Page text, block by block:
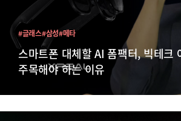
스마트폰 대체할 AI 폼팩터, 빅테크
주목해야 하는 이유
#글래스#삼성#메타